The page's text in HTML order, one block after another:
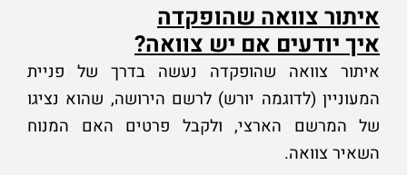
איתור צוואה שהופקדה
איך יודעים אם יש צוואה?
איתור צוואה שהופקדה נעשה בדרך של פניית
המעוניין (לדוגמה יורש) לרשם הירושה, שהוא נציגו
של המרשם הארצי, ולקבל פרטים האם המנוח
השאיר צוואה.